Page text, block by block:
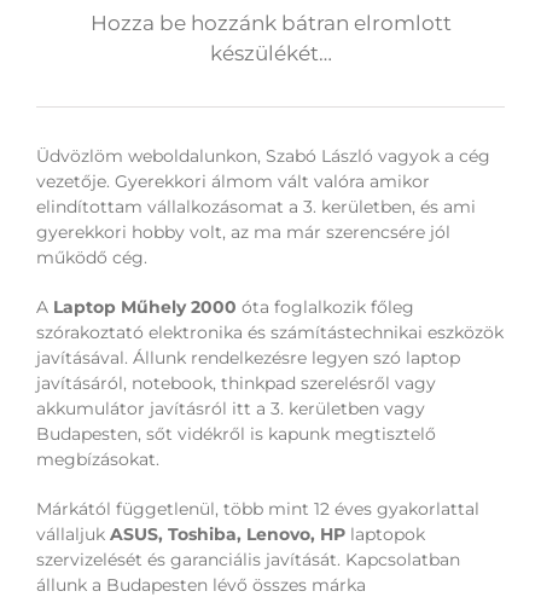
Hozza be hozzánk bátran elromlott
készülékét…
Üdvözlöm weboldalunkon, Szabó László vagyok a cég
vezetője. Gyerekkori álmom vált valóra amikor
elindítottam vállalkozásomat a 3. kerületben, és ami
gyerekkori hobby volt, az ma már szerencsére jól
működő cég.
A Laptop Műhely 2000 óta foglalkozik főleg
szórakoztató elektronika és számítástechnikai eszközök
javításával. Állunk rendelkezésre legyen szó laptop
javításáról, notebook, thinkpad szerelésről vagy
akkumulátor javításról itt a 3. kerületben vagy
Budapesten, sőt vidékről is kapunk megtisztelő
megbízásokat.
Márkától függetlenül, több mint 12 éves gyakorlattal
vállaljuk ASUS, Toshiba, Lenovo, HP laptopok
szervizelését és garanciális javítását. Kapcsolatban
állunk a Budapesten lévő összes márka